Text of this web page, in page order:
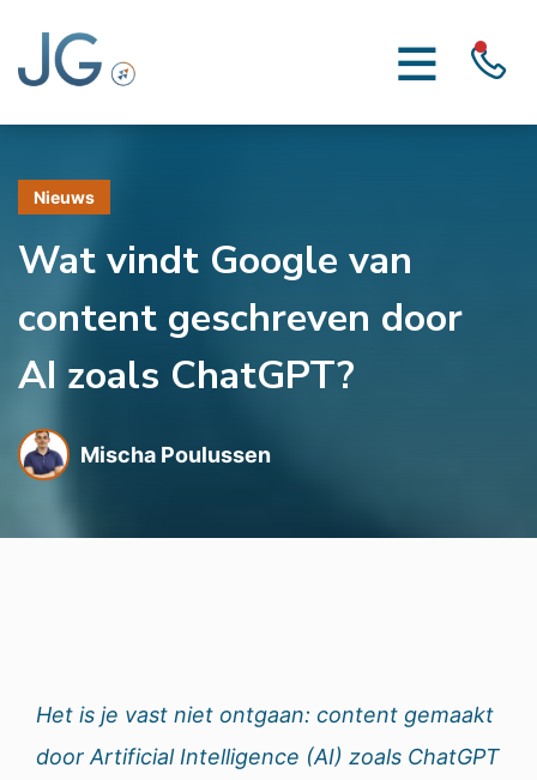
Nieuws
Wat vindt Google van
content geschreven door
AI zoals ChatGPT?
Mischa Poulussen
Het is je vast niet ontgaan: content gemaakt
door Artificial Intelligence (AI) zoals ChatGPT